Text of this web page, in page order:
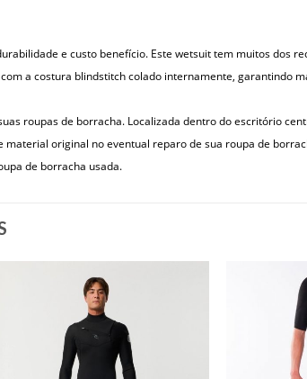
e custo benefício. Este wetsuit tem muitos dos
a costura blindstitch colado internamente, garantindo
roupas de borracha. Localizada dentro do escritório
original no eventual reparo de sua roupa de
de borracha usada.